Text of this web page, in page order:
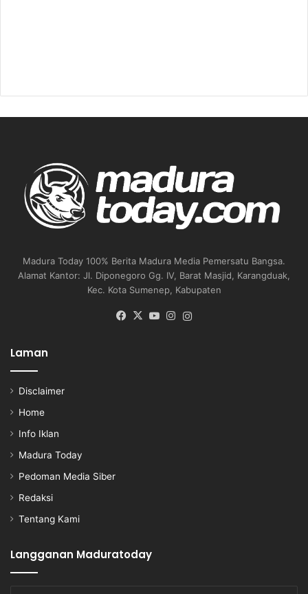
Madura Today 100% Berita Madura Media Pemersatu Bangsa.
Alamat Kantor: Jl. Diponegoro Gg. IV, Barat Masjid, Karangduak,
Kec. Kota Sumenep, Kabupaten
Facebook
X YouTubeInstagram
Laman
Disclaimer
Home
Info Iklan
Madura Today
Pedoman Media Siber
Redaksi
Tentang Kami
Langganan Maduratoday